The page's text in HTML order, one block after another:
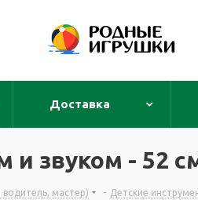
Доставка
и звуком - 52
мастер) - Детские